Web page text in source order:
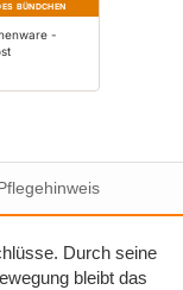
BÜNDCHEN
-
Durch seine
bleibt das